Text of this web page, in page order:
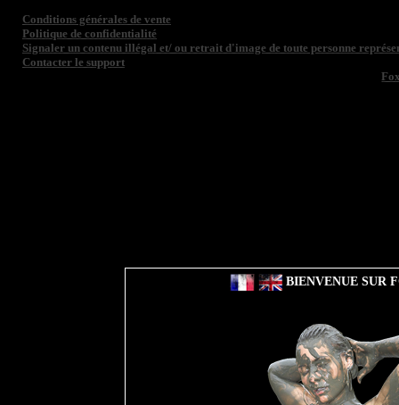
BIENVENUE SUR
Conditions générales de vente
Politique de confidentialité
Signaler un contenu illégal et/ ou retrait d'image de toute personne
Contacter le support